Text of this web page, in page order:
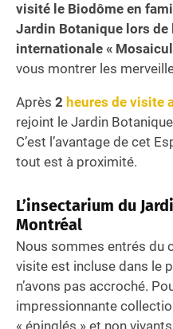
visité le Biodôme en
Jardin Botanique lors de
internationale «
vous montrer les
Après 2 heures de visite
rejoint le Jardin
C’est l’avantage de cet
tout est à proximité.
L’insectarium du
Montréal
Nous sommes entrés du
visite est incluse dans le
n’avons pas accroché.
impressionnante